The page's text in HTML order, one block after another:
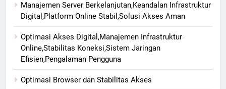
Manajemen Server Berkelanjutan,Keandalan Infrastruktur
Digital,Platform Online Stabil,Solusi Akses Aman
Optimasi Akses Digital,Manajemen Infrastruktur
Online,Stabilitas Koneksi,Sistem Jaringan
Efisien,Pengalaman Pengguna
Optimasi Browser dan Stabilitas Akses